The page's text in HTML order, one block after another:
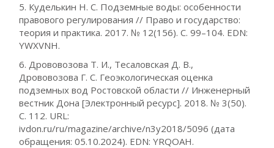
5. Куделькин Н. С. Подземные воды: особенности
правового регулирования // Право и государство:
теория и практика. 2017. № 12(156). С. 99–104. EDN:
YWXVNH.
6. Дрововозова Т. И., Тесаловская Д. В.,
Дрововозова Г. С. Геоэкологическая оценка
подземных вод Ростовской области // Инженерный
вестник Дона [Электронный ресурс]. 2018. № 3(50).
С. 112. URL:
ivdon.ru/ru/magazine/archive/n3y2018/5096 (дата
обращения: 05.10.2024). EDN: YRQOAH.